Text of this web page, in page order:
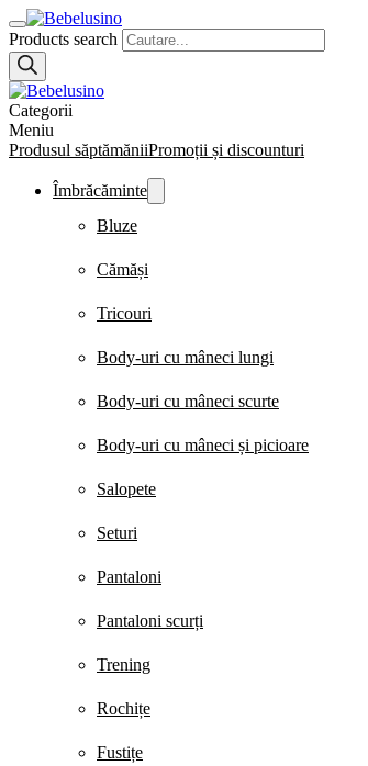
Products search
Categorii
Meniu
Produsul săptămăniiPromoții și discounturi
Îmbrăcăminte
Bluze
Cămăși
Tricouri
Body-uri cu mâneci lungi
Body-uri cu mâneci scurte
Body-uri cu mâneci și picioare
Salopete
Seturi
Pantaloni
Pantaloni scurți
Trening
Rochițe
Fustițe